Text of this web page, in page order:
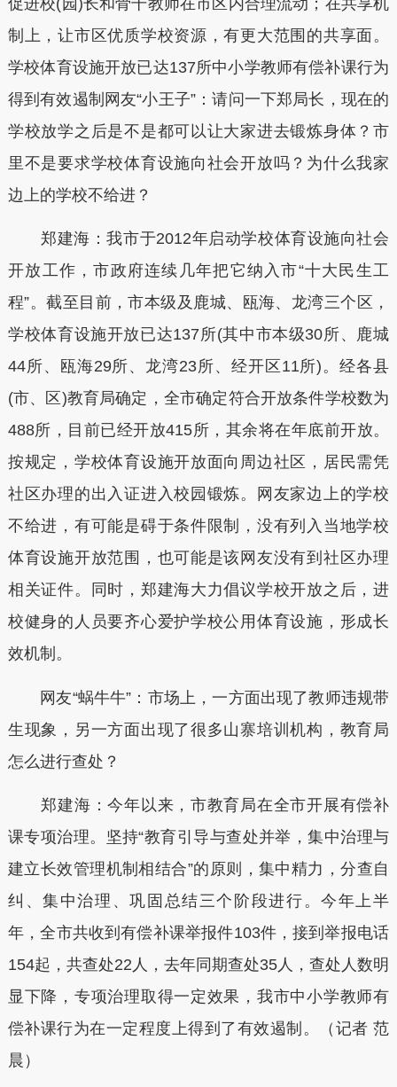
制上，让市区优质学校资源，有更大范围的共享面。
学校体育设施开放已达137所中小学教师有偿补课行为
得到有效遏制网友“小王子”：请问一下郑局长，现在的
学校放学之后是不是都可以让大家进去锻炼身体？市
里不是要求学校体育设施向社会开放吗？为什么我家
边上的学校不给进？
郑建海：我市于2012年启动学校体育设施向社会
开放工作，市政府连续几年把它纳入市“十大民生工
程”。截至目前，市本级及鹿城、瓯海、龙湾三个区，
学校体育设施开放已达137所(其中市本级30所、鹿城
44所、瓯海29所、龙湾23所、经开区11所)。经各县
(市、区)教育局确定，全市确定符合开放条件学校数为
488所，目前已经开放415所，其余将在年底前开放。
按规定，学校体育设施开放面向周边社区，居民需凭
社区办理的出入证进入校园锻炼。网友家边上的学校
不给进，有可能是碍于条件限制，没有列入当地学校
体育设施开放范围，也可能是该网友没有到社区办理
相关证件。同时，郑建海大力倡议学校开放之后，进
校健身的人员要齐心爱护学校公用体育设施，形成长
效机制。
网友“蜗牛牛”：市场上，一方面出现了教师违规带
生现象，另一方面出现了很多山寨培训机构，教育局
怎么进行查处？
郑建海：今年以来，市教育局在全市开展有偿补
课专项治理。坚持“教育引导与查处并举，集中治理与
建立长效管理机制相结合”的原则，集中精力，分查自
纠、集中治理、巩固总结三个阶段进行。今年上半
年，全市共收到有偿补课举报件103件，接到举报电话
154起，共查处22人，去年同期查处35人，查处人数明
显下降，专项治理取得一定效果，我市中小学教师有
偿补课行为在一定程度上得到了有效遏制。（记者 范
晨）